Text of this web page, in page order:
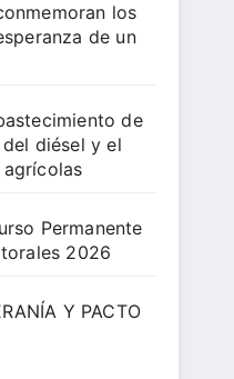
los
de un
de
diésel y el
Permanente
2026
Y PACTO